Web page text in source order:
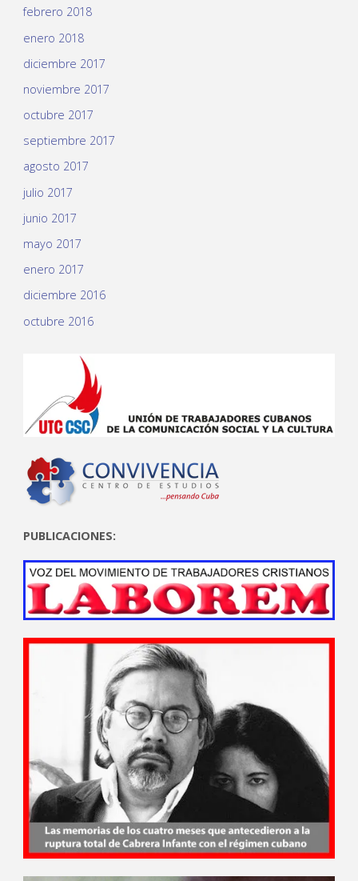
febrero 2018
enero 2018
diciembre 2017
noviembre 2017
octubre 2017
septiembre 2017
agosto 2017
julio 2017
junio 2017
mayo 2017
enero 2017
diciembre 2016
octubre 2016
PUBLICACIONES: